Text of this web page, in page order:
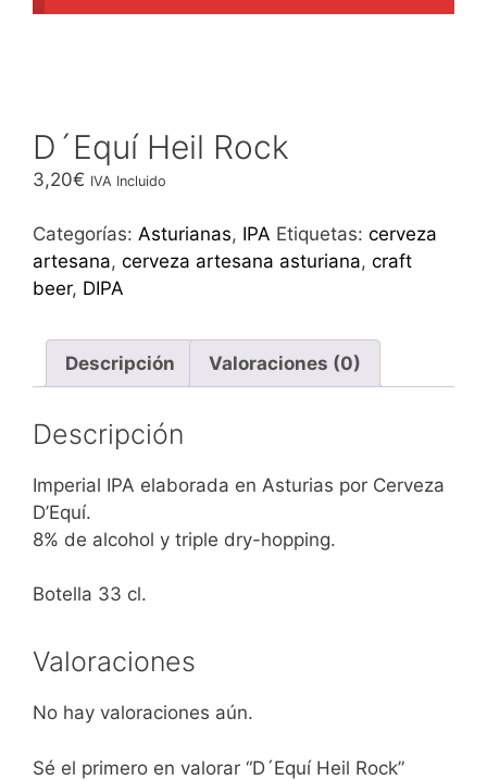
D´Equí Heil Rock
3,20€ IVA Incluido
Categorías: Asturianas, IPA Etiquetas: cerveza
artesana, cerveza artesana asturiana, craft
beer, DIPA
Descripción Valoraciones (0)
Descripción
Imperial IPA elaborada en Asturias por Cerveza
D’Equí.
8% de alcohol y triple dry-hopping.
Botella 33 cl.
Valoraciones
No hay valoraciones aún.
Sé el primero en valorar “D´Equí Heil Rock”